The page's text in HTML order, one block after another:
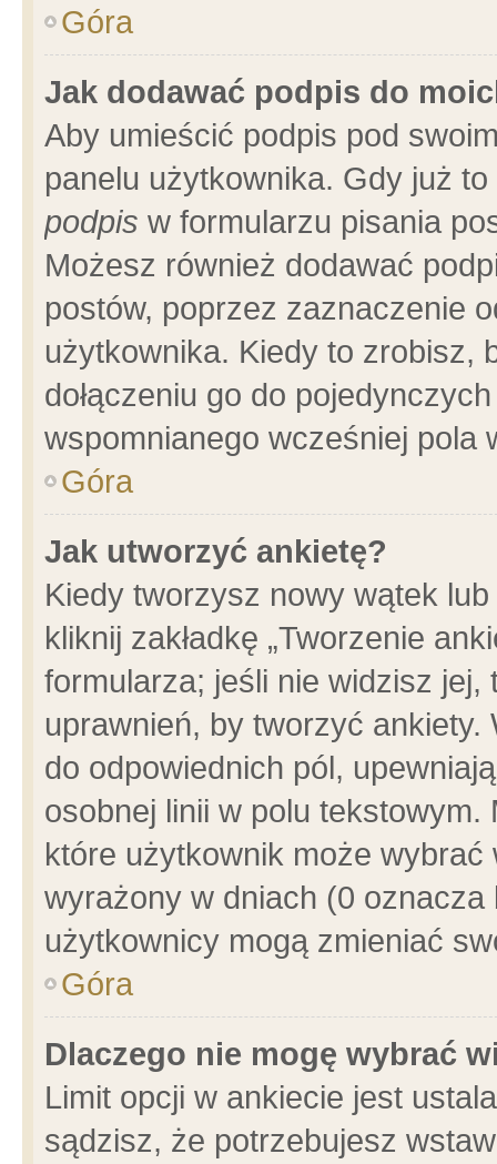
Góra
Jak dodawać podpis do
Aby umieścić podpis pod
panelu użytkownika. Gdy już
podpis w formularzu pisania
Możesz również dodawać
postów, poprzez zaznaczenie
użytkownika. Kiedy to zrobisz,
dołączeniu go do
wspomnianego wcześniej pola
Góra
Jak utworzyć ankietę?
Kiedy tworzysz nowy wątek
kliknij zakładkę „Tworzenie
formularza; jeśli nie widzisz
uprawnień, by tworzyć ankiety.
do odpowiednich pól,
osobnej linii w polu
które użytkownik może
wyrażony w dniach (0
użytkownicy mogą zmieniać
Góra
Dlaczego nie mogę wybrać
Limit opcji w ankiecie jest
sądzisz, że potrzebujesz